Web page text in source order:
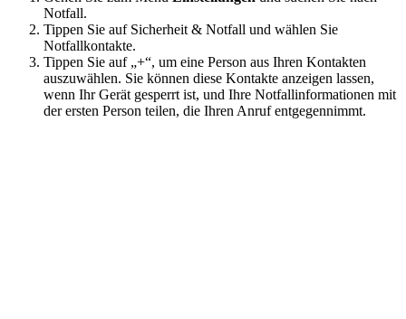
Notfall.
Tippen Sie auf Sicherheit & Notfall und wählen Sie
Notfallkontakte.
Tippen Sie auf „+“, um eine Person aus Ihren Kontakten
auszuwählen. Sie können diese Kontakte anzeigen lassen,
wenn Ihr Gerät gesperrt ist, und Ihre Notfallinformationen mit
der ersten Person teilen, die Ihren Anruf entgegennimmt.